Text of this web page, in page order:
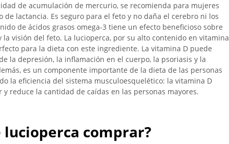
de acumulación de mercurio, se recomienda para mujeres
de lactancia. Es seguro para el feto y no daña el cerebro ni los
de ácidos grasos omega-3 tiene un efecto beneficioso sobre
visión del feto. La lucioperca, por su alto contenido en vitamina
para la dieta con este ingrediente. La vitamina D puede
la depresión, la inflamación en el cuerpo, la psoriasis y la
es un componente importante de la dieta de las personas
la eficiencia del sistema musculoesquelético: la vitamina D
reduce la cantidad de caídas en las personas mayores.
lucioperca comprar?